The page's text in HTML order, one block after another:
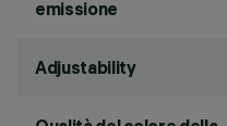
emissione
Adjustability